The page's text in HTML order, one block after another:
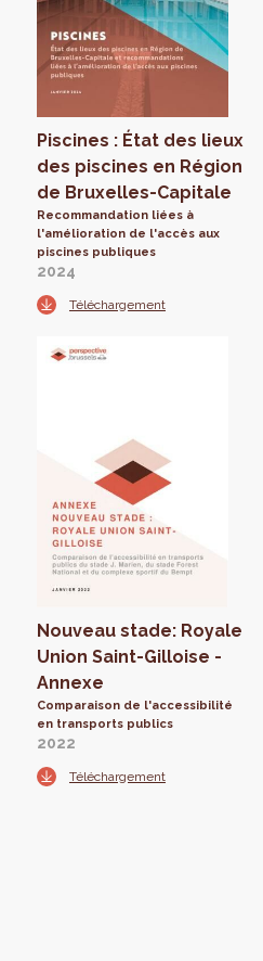
Piscines : État des lieux
des piscines en Région
de Bruxelles-Capitale
Recommandation liées à
l'amélioration de l'accès aux
piscines publiques
2024
Téléchargement
Nouveau stade: Royale
Union Saint-Gilloise -
Annexe
Comparaison de l'accessibilité
en transports publics
2022
Téléchargement